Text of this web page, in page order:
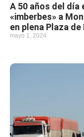
A 50 años del día
«imberbes» a
en plena Plaza de
mayo 1, 2024